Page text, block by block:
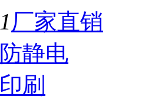
1 厂家直销
防静电
印刷